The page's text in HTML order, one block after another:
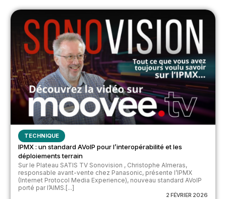
TECHNIQUE
IPMX : un standard AVoIP pour l’interopérabilité et les
déploiements terrain
Sur le Plateau SATIS TV Sonovision , Christophe Almeras,
responsable avant-vente chez Panasonic, présente l’IPMX
(Internet Protocol Media Experience), nouveau standard AVoIP
porté par l’AIMS.[...]
2 FÉVRIER 2026